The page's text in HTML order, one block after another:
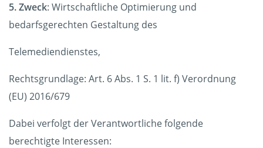
5. Zweck: Wirtschaftliche Optimierung und
bedarfsgerechten Gestaltung des
Telemediendienstes,
Rechtsgrundlage: Art. 6 Abs. 1 S. 1 lit. f) Verordnung
(EU) 2016/679
Dabei verfolgt der Verantwortliche folgende
berechtigte Interessen: